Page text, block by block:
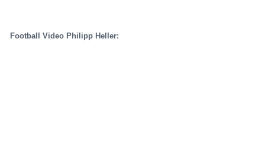
Football Video Philipp Heller: